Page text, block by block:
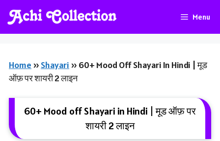
To
Content
Menu
Home »Shayari » 60+ Mood Off Shayari In Hindi | मूड
ऑफ़ पर शायरी 2 लाइन
60+ Mood off Shayari in Hindi | मूड ऑफ़ पर
शायरी 2 लाइन